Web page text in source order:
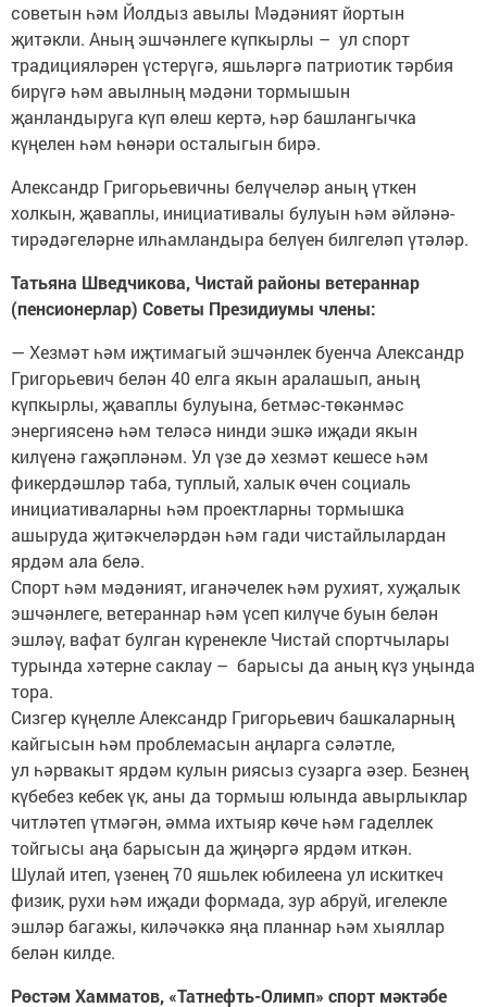
советын һәм Йолдыз авылы Мәдәният йортын
җитәкли. Аның эшчән­леге күпкырлы – ул спорт
традицияләрен үстерүгә, яшь­ләргә патриотик тәрбия
бирүгә һәм авылның мәдәни тормышын
җанландыруга күп өлеш кертә, һәр башлангычка
күңелен һәм һөнәри осталыгын бирә.
Александр Григорьевичны белүчеләр аның үткен
холкын, җаваплы, инициативалы булуын һәм әйләнә-
тирәдәгеләрне илһамландыра белүен билгеләп үтәләр.
Татьяна Шведчикова, Чистай районы ветераннар
(пенсионерлар) Советы Президиумы члены:
— Хезмәт һәм иҗтимагый эшчәнлек буенча Александр
Григорьевич белән 40 елга якын аралашып, аның
күпкырлы, җаваплы булуына, бетмәс-төкәнмәс
энергиясенә һәм теләсә нинди эшкә иҗади якын
килүенә гаҗәпләнәм. Ул үзе дә хезмәт кешесе һәм
фикердәшләр таба, туплый, халык өчен социаль
инициативаларны һәм проектларны тормышка
ашыруда җитәкчеләрдән һәм гади чис­тайлылардан
ярдәм ала белә.
Спорт һәм мәдәният, иганә­челек һәм рухият, хуҗалык
эш­чәнлеге, ветераннар һәм үсеп килүче буын белән
эшләү, вафат булган күренекле Чистай спортчылары
турында хәтерне саклау – барысы да аның күз уңында
тора.
Сизгер күңелле Александр Григорьевич башкаларның
кайгысын һәм проблемасын аңларга сәләтле,
ул һәрвакыт ярдәм кулын риясыз сузарга әзер. Безнең
күбебез кебек үк, аны да тормыш юлында авырлыклар
читләтеп үтмәгән, әмма ихтыяр көче һәм гаделлек
тойгысы аңа барысын да җиңәргә ярдәм иткән.
Шулай итеп, үзенең 70 яшьлек юбилеена ул искиткеч
физик, рухи һәм иҗади формада, зур абруй, игелекле
эшләр багажы, киләчәккә яңа планнар һәм хыяллар
белән килде.
Рөстәм Хамматов, «Татнефть-Олимп» спорт мәктәбе